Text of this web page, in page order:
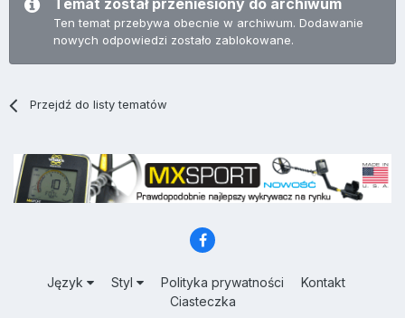
Temat został przeniesiony do archiwum
Ten temat przebywa obecnie w archiwum. Dodawanie
nowych odpowiedzi zostało zablokowane.
Przejdź do listy tematów
Język Styl Polityka prywatności
Kontakt
Ciasteczka